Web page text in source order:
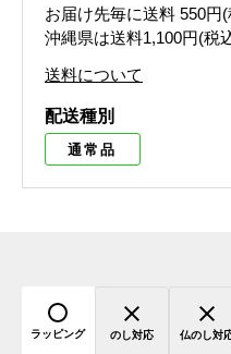
お届け先毎に送料 550円
沖縄県は送料1,100円(税
送料について
配送種別
通常品
ラッピング のし対応 仏のし対